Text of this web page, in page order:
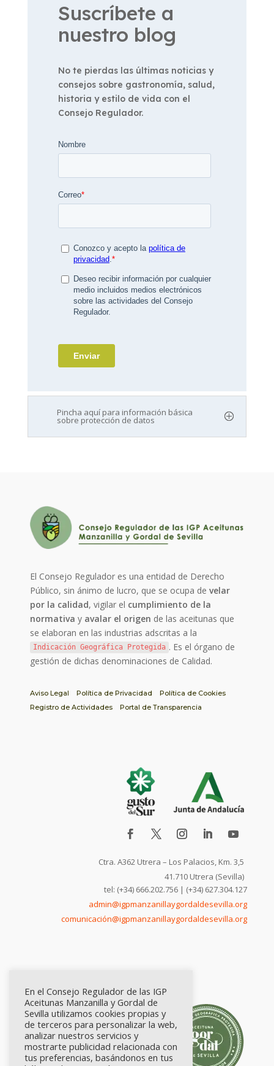
Suscríbete a
nuestro blog
No te pierdas las últimas noticias y
consejos sobre gastronomía, salud,
historia y estilo de vida con el
Consejo Regulador.
Pincha aquí para información básica
sobre protección de datos
El Consejo Regulador es una entidad de Derecho
Público, sin ánimo de lucro, que se ocupa develar
por la calidad, vigilar el cumplimiento de la
normativa y avalar el origen de las aceitunas que
se elaboran en las industrias adscritas a la
Indicación Geográfica Protegida . Es el órgano de
gestión de dichas denominaciones de Calidad.
Aviso Legal Política de Privacidad
Política de Cookies
Registro de Actividades
Portal de Transparencia
Ctra. A362 Utrera – Los Palacios, Km. 3,5
41.710 Utrera (Sevilla)
tel: (+34) 666.202.756 | (+34) 627.304.127
admin@igpmanzanillaygordaldesevilla.org
comunicación@igpmanzanillaygordaldesevilla.org
En el Consejo Regulador de las IGP
Aceitunas Manzanilla y Gordal de
Sevilla utilizamos cookies propias y
de terceros para personalizar la web,
analizar nuestros servicios y
mostrarte publicidad relacionada con
tus preferencias, basándonos en tus